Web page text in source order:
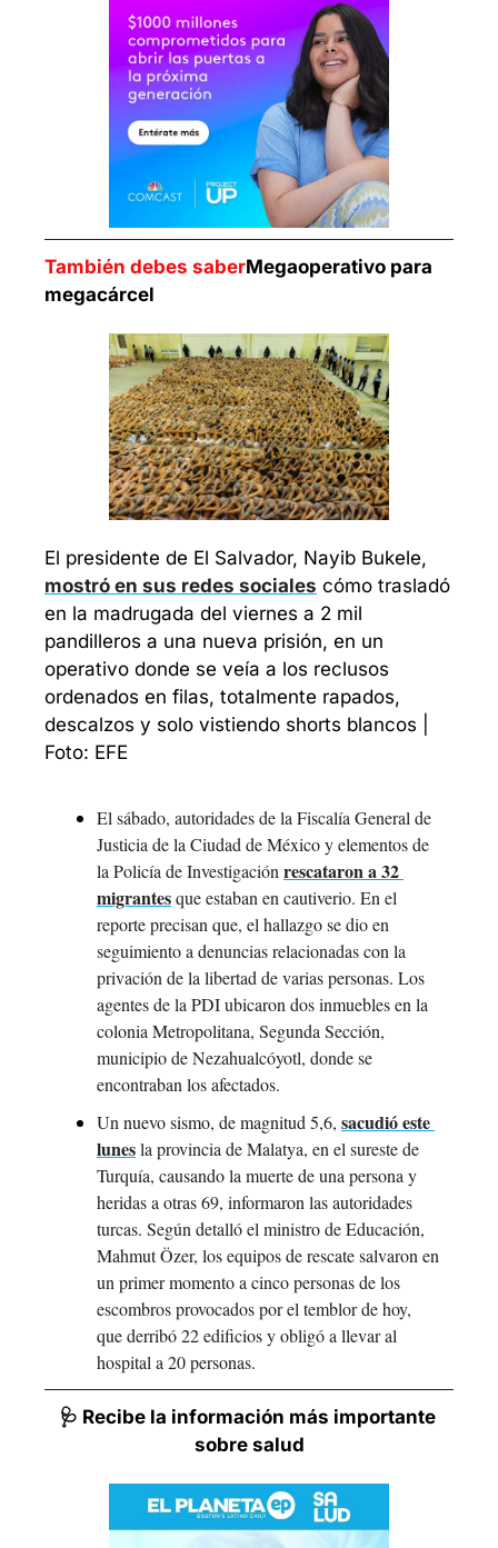
También debes saberMegaoperativo para
megacárcel
mostró en sus redes sociales cómo trasladó
en la madrugada del viernes a 2 mil
pandilleros a una nueva prisión, en un
operativo donde se veía a los reclusos
ordenados en filas, totalmente rapados,
descalzos y solo vistiendo shorts blancos |
Foto: EFE
El sábado, autoridades de la Fiscalía General de
Justicia de la Ciudad de México y elementos de
la Policía de Investigación rescataron a 32
migrantes que estaban en cautiverio. En el
reporte precisan que, el hallazgo se dio en
seguimiento a denuncias relacionadas con la
privación de la libertad de varias personas. Los
agentes de la PDI ubicaron dos inmuebles en la
colonia Metropolitana, Segunda Sección,
municipio de Nezahualcóyotl, donde se
encontraban los afectados.
Un nuevo sismo, de magnitud 5,6, sacudió este
lunes la provincia de Malatya, en el sureste de
Turquía, causando la muerte de una persona y
heridas a otras 69, informaron las autoridades
turcas. Según detalló el ministro de Educación,
Mahmut Özer, los equipos de rescate salvaron en
un primer momento a cinco personas de los
escombros provocados por el temblor de hoy,
que derribó 22 edificios y obligó a llevar al
hospital a 20 personas.
🩺 Recibe la información más importante
sobre salud